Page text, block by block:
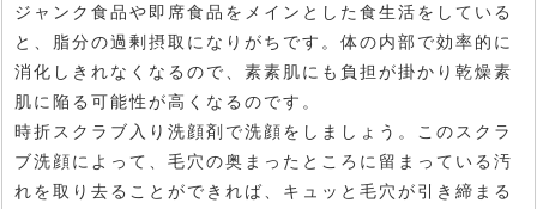
ジャンク食品や即席食品をメインとした食生活をしている
と、脂分の過剰摂取になりがちです。体の内部で効率的に
消化しきれなくなるので、素素肌にも負担が掛かり乾燥素
肌に陥る可能性が高くなるのです。
時折スクラブ入り洗顔剤で洗顔をしましょう。このスクラ
ブ洗顔によって、毛穴の奥まったところに留まっている汚
れを取り去ることができれば、キュッと毛穴が引き締まる